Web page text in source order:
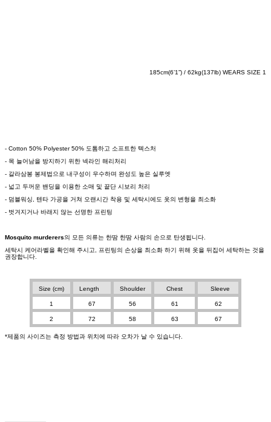
185cm(6’1”) / 62kg(137lb) WEARS SIZE 1
- Cotton 50% Polyester 50% 도톰하고 소프트한 텍스처
- 목 늘어남을 방지하기 위한 넥라인 해리처리
- 갈라삼봉 봉제법으로 내구성이 우수하며 완성도 높은 실루엣
- 넓고 두꺼운 밴딩을 이용한 소매 및 끝단 시보리 처리
- 덤블워싱, 텐타 가공을 거쳐 오랜시간 착용 및 세탁시에도 옷의 변형을 최소화
- 벗겨지거나 바래지 않는 선명한 프린팅
Mosquito murderers의 모든 의류는 한땀 한땀 사람의 손으로 탄생됩니다.
세탁시 케어라벨을 확인해 주시고, 프린팅의 손상을 최소화 하기 위해 옷을 뒤집어 세탁하는 것을
권장합니다.
Size (cm) Length Shoulder Chest Sleeve
1 67 56 61 62
2 72 58 63 67
*제품의 사이즈는 측정 방법과 위치에 따라 오차가 날 수 있습니다.